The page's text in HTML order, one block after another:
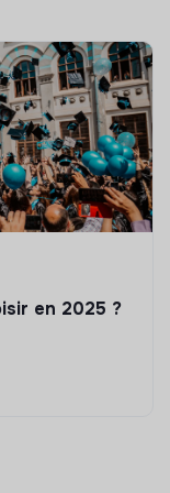
en 2025 ?